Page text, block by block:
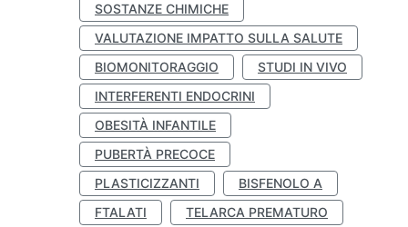
SOSTANZE CHIMICHE
VALUTAZIONE IMPATTO SULLA SALUTE
BIOMONITORAGGIO
STUDI IN VIVO
INTERFERENTI ENDOCRINI
OBESITÀ INFANTILE
PUBERTÀ PRECOCE
PLASTICIZZANTI
BISFENOLO A
FTALATI
TELARCA PREMATURO